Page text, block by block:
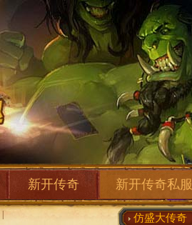
新开传奇 新开传奇私服
仿盛大传奇